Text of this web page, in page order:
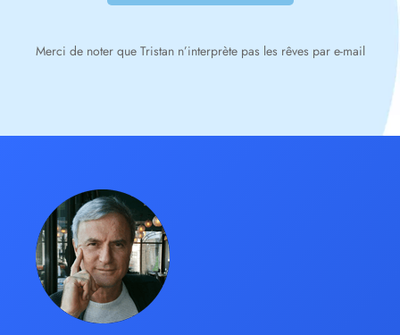
Merci de noter que Tristan n’interprète pas les rêves par e-mail